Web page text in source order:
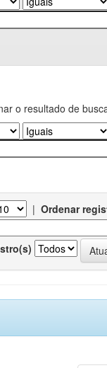
o resultado de
| Ordenar